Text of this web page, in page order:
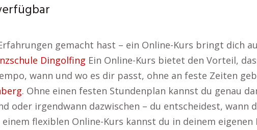
gemacht hast – ein Online-Kurs bringt dich
Dingolfing Ein Online-Kurs bietet den Vorteil,
wann und wo es dir passt, ohne an feste Zeiten
. Ohne einen festen Stundenplan kannst du genau
oder irgendwann dazwischen – du entscheidest, wann
flexiblen Online-Kurs kannst du in deinem eigenen